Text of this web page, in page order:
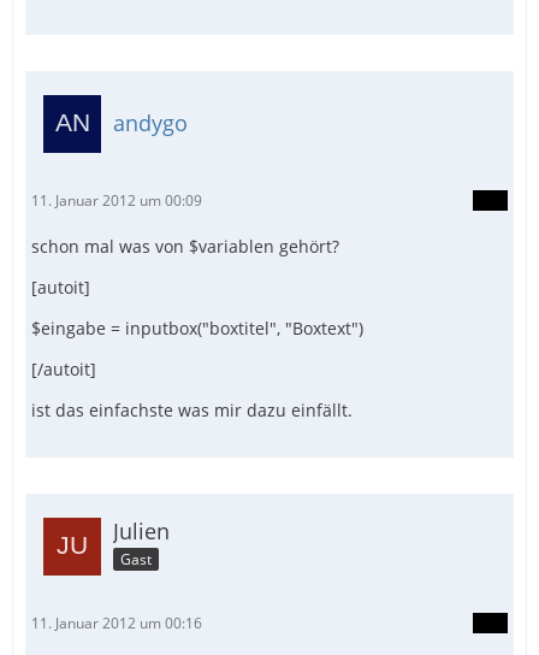
andygo
11. Januar 2012 um 00:09
schon mal was von $variablen gehört?
[autoit]
$eingabe = inputbox("boxtitel", "Boxtext")
[/autoit]
ist das einfachste was mir dazu einfällt.
Julien
Gast
11. Januar 2012 um 00:16